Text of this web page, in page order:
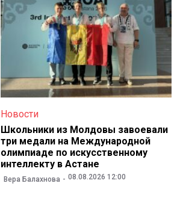
Новости
Школьники из Молдовы завоевали
три медали на Международной
олимпиаде по искусственному
интеллекту в Астане
Вера Балахнова 08.08.2026 12:00